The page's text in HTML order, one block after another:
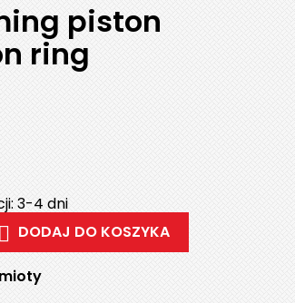
piston
ring
3-4 dni
 DODAJ DO KOSZYKA